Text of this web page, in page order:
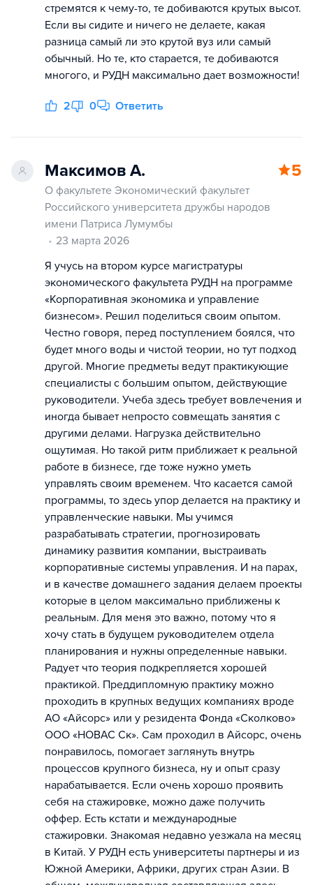
стремятся к чему-то, те добиваются крутых высот.
Если вы сидите и ничего не делаете, какая
разница самый ли это крутой вуз или самый
обычный. Но те, кто старается, те добиваются
многого, и РУДН максимально дает возможности!
2 0 Ответить
Максимов А. 5
О факультете Экономический факультет
Российского университета дружбы народов
имени Патриса Лумумбы
23 марта 2026
Я учусь на втором курсе магистратуры
экономического факультета РУДН на программе
«Корпоративная экономика и управление
бизнесом». Решил поделиться своим опытом.
Честно говоря, перед поступлением боялся, что
будет много воды и чистой теории, но тут подход
другой. Многие предметы ведут практикующие
специалисты с большим опытом, действующие
руководители. Учеба здесь требует вовлечения и
иногда бывает непросто совмещать занятия с
другими делами. Нагрузка действительно
ощутимая. Но такой ритм приближает к реальной
работе в бизнесе, где тоже нужно уметь
управлять своим временем. Что касается самой
программы, то здесь упор делается на практику и
управленческие навыки. Мы учимся
разрабатывать стратегии, прогнозировать
динамику развития компании, выстраивать
корпоративные системы управления. И на парах,
и в качестве домашнего задания делаем проекты
которые в целом максимально приближены к
реальным. Для меня это важно, потому что я
хочу стать в будущем руководителем отдела
планирования и нужны определенные навыки.
Радует что теория подкрепляется хорошей
практикой. Преддипломную практику можно
проходить в крупных ведущих компаниях вроде
АО «Айсорс» или у резидента Фонда «Сколково»
ООО «НОВАС Ск». Сам проходил в Айсорс, очень
понравилось, помогает заглянуть внутрь
процессов крупного бизнеса, ну и опыт сразу
нарабатывается. Если очень хорошо проявить
себя на стажировке, можно даже получить
оффер. Есть кстати и международные
стажировки. Знакомая недавно уезжала на месяц
в Китай. У РУДН есть университеты партнеры и из
Южной Америки, Африки, других стран Азии. В